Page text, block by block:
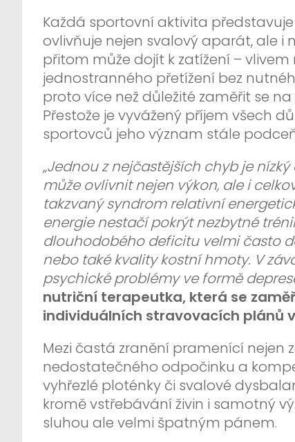
Každá sportovní aktivita
ovlivňuje nejen svalový aparát, ale i
přitom může dojít k zatížení –
jednostranného přetížení bez
proto více než důležité zaměřit se
Přestože je vyvážený příjem všech
sportovců jeho význam stále
„Jednou z nejčastějších chyb je
může ovlivnit nejen výkon, ale i
takzvaný syndrom relativní
energie nestačí pokrýt nezbytné
dlouhodobého deficitu velmi často
nebo také kvality kostní hmoty. V
psychické problémy ve formě
nutriční terapeutka, která se
individuálních stravovacích plánů
Mezi častá zranění pramenící nejen
nedostatečného odpočinku a
vyhřezlé ploténky či svalové
kromě vstřebávání živin i samotný
sluhou ale velmi špatným pánem.